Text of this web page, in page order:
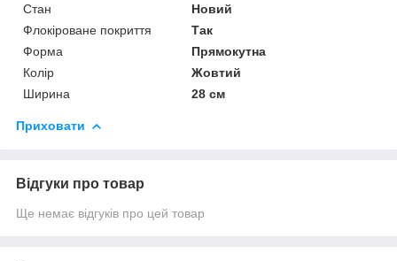
Стан
Новий
Флокіроване покриття
Так
Форма
Прямокутна
Колір
Жовтий
Ширина
28 см
Приховати
Відгуки про товар
Ще немає відгуків про цей товар